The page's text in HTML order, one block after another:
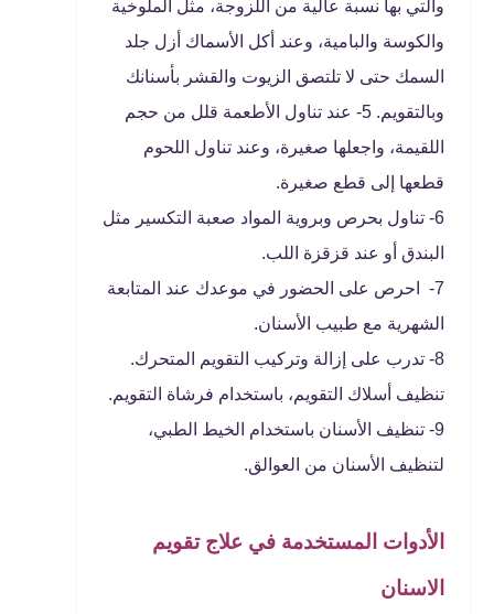
والتي بها نسبة عالية من اللزوجة، مثل الملوخية
والكوسة والبامية، وعند أكل الأسماك أزل جلد
السمك حتى لا تلتصق الزيوت والقشر بأسنانك
وبالتقويم. 5- عند تناول الأطعمة قلل من حجم
اللقيمة، واجعلها صغيرة، وعند تناول اللحوم
قطعها إلى قطع صغيرة.
6- تناول بحرص وبروية المواد صعبة التكسير مثل
البندق أو عند قزقزة اللب.
7- احرص على الحضور في موعدك عند المتابعة
الشهرية مع طبيب الأسنان.
8- تدرب على إزالة وتركيب التقويم المتحرك.
تنظيف أسلاك التقويم، باستخدام فرشاة التقويم.
9- تنظيف الأسنان باستخدام الخيط الطبي،
لتنظيف الأسنان من العوالق.
الأدوات المستخدمة في علاج تقويم
الاسنان